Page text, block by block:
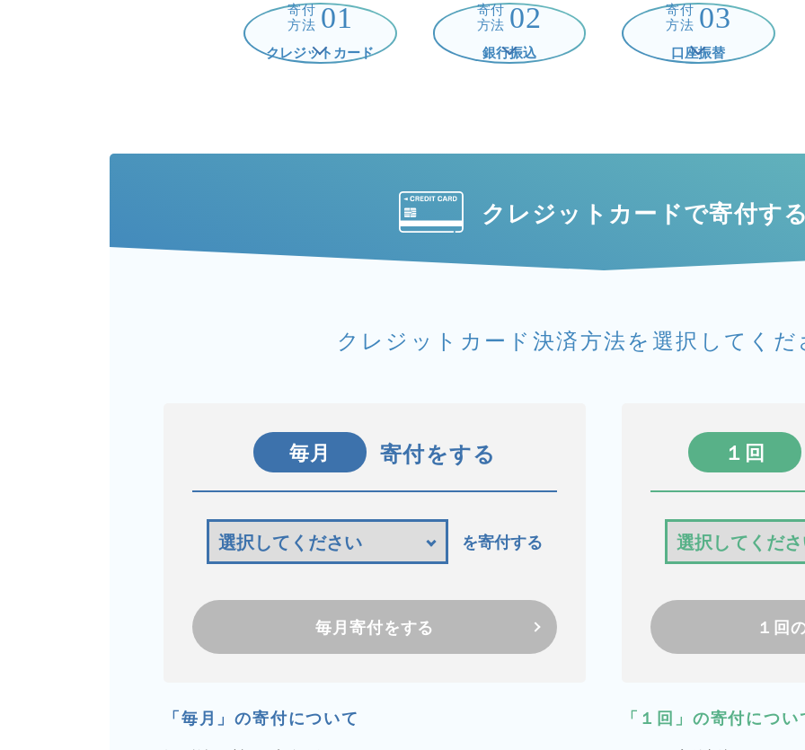
寄付
方法 01
クレジットカード
寄付
方法 02
銀行振込
寄付
方法 03
口座振替
クレジットカードで寄付す
クレジットカード決済方法を 選択してくだ
毎月 寄付をする
を寄付する
毎月寄付をする
「毎月」の寄付について
１回
１回
「１回」の寄付につい